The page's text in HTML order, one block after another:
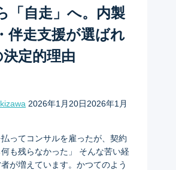
「自走」へ。内製
伴走支援が選ばれ
定的理由
2026年1月20日2026年1月
払ってコンサルを雇ったが、契約
も残らなかった」 そんな苦い経
が増えています。かつてのよう